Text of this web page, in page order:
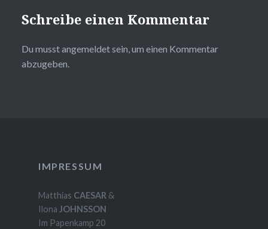
Schreibe einen Kommentar
Du musstangemeldetsein, um einen Kommentar
abzugeben.
IMPRESSUM
Matthias CAESAR &
Ilona JOHNSSON
Im Papenkamp 20